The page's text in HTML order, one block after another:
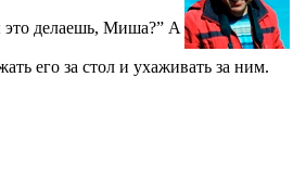
это делаешь, Миша?” А
его за стол и ухаживать за ним.